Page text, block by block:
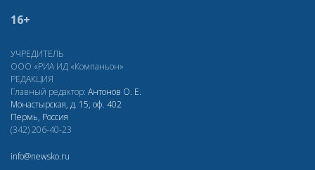
16+
УЧРЕДИТЕЛЬ
ООО «РИА ИД «Компаньон»
РЕДАКЦИЯ
Главный редактор: Антонов О. Е.
Монастырская, д. 15, оф. 402
Пермь, Россия
(342) 206-40-23
info@newsko.ru